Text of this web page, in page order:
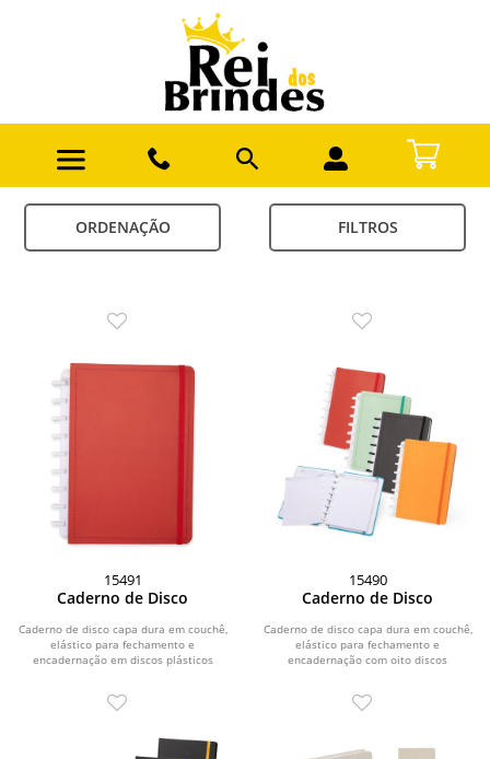
ORDENAÇÃO FILTROS
15491
Caderno de Disco
Caderno de disco capa dura em couchê,
elástico para fechamento e
encadernação em discos plásticos
15490
Caderno de Disco
Caderno de disco capa dura em couchê,
elástico para fechamento e
encadernação com oito discos